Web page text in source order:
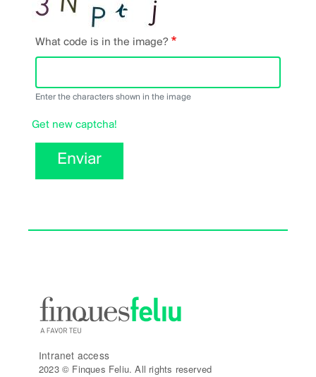
What code is in the image?
Enter the characters shown in the image
Get new captcha!
Enviar
Intranet access
2023 © Finques Feliu. All rights reserved